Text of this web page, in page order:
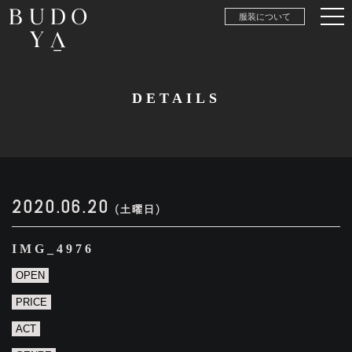
服装について
DETAILS
2020.06.20 (土曜日)
IMG_4976
OPEN
PRICE
ACT